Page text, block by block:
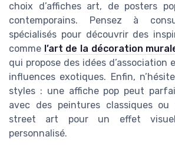
choix d’affiches art, de posters
contemporains. Pensez à
spécialisés pour découvrir des
comme l’art de la décoration
qui propose des idées d’association
influences exotiques. Enfin,
styles : une affiche pop peut
avec des peintures classiques
street art pour un effet
personnalisé.